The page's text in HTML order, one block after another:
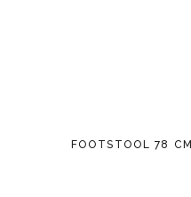
FOOTSTOOL 78 CM